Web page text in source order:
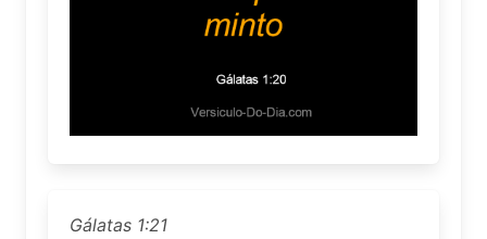
Gálatas 1:21